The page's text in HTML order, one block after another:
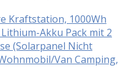
Kraftstation, 1000Wh
Akku Pack mit 2
(Solarpanel Nicht
Van Camping,